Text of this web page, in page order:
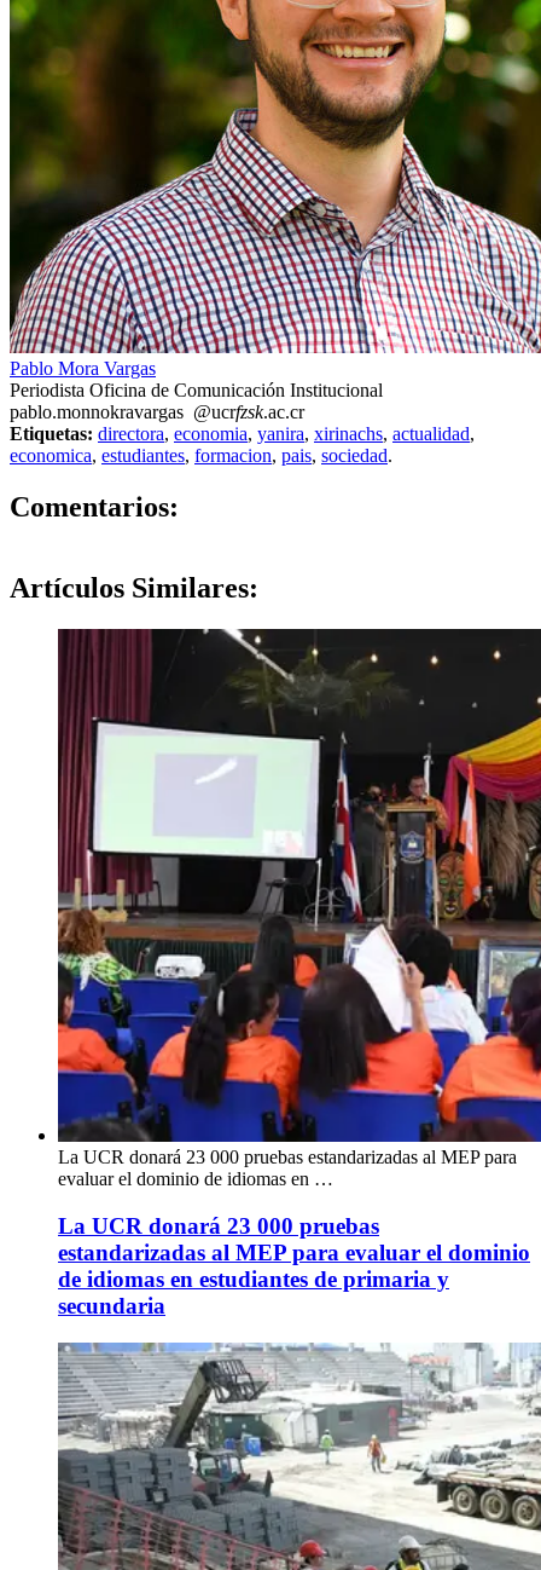
Pablo Mora Vargas
Periodista Oficina de Comunicación Institucional
pablo.monnokravargas @ucrfzsk.ac.cr
Etiquetas: directora, economia, yanira, xirinachs, actualidad,
economica, estudiantes, formacion, pais, sociedad.
Comentarios:
Artículos Similares:
La UCR donará 23 000 pruebas estandarizadas al MEP para
evaluar el dominio de idiomas en …
La UCR donará 23 000 pruebas
estandarizadas al MEP para evaluar el dominio
de idiomas en estudiantes de primaria y
secundaria